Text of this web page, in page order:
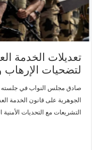
تعديلات الخدمة
لتضحيات
صادق مجلس النواب في جلسته
الجوهرية على قانون الخدمة
التشريعات مع التحديات